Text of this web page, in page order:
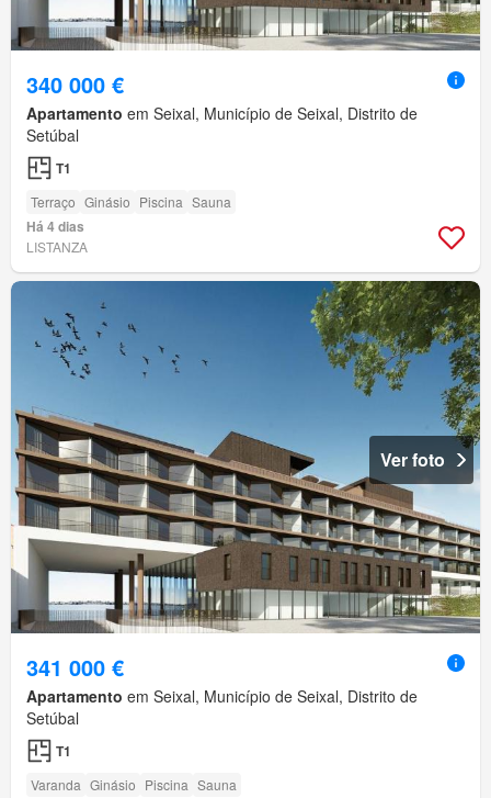
340 000 €
Apartamento em Seixal, Município de Seixal, Distrito de
Setúbal
T1
Terraço Ginásio Piscina Sauna
Há 4 dias
LISTANZA
Ver foto
341 000 €
Apartamento em Seixal, Município de Seixal, Distrito de
Setúbal
T1
Varanda Ginásio Piscina Sauna